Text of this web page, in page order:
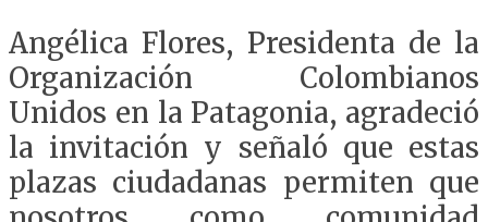
Angélica Flores, Presidenta de la
Organización Colombianos
Unidos en la Patagonia, agradeció
la invitación y señaló que estas
plazas ciudadanas permiten que